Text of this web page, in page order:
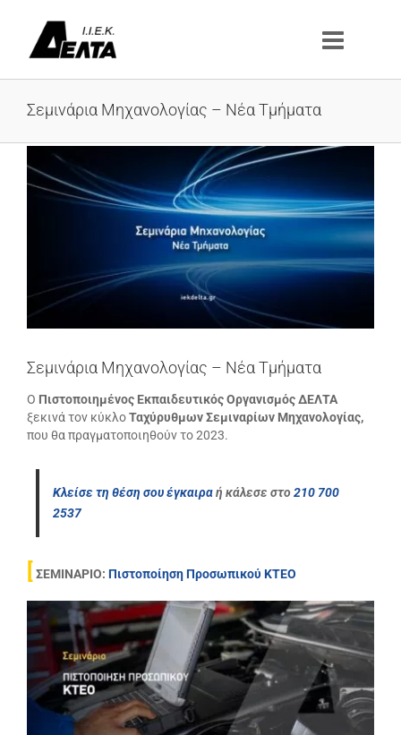
περιεχόμενο
Σεμινάρια Μηχανολογίας – Νέα Τμήματα
Προβολή
μεγαλύτερης
εικόνας
Σεμινάρια Μηχανολογίας – Νέα Τμήματα
Ο Πιστοποιημένος Εκπαιδευτικός Οργανισμός ΔΕΛΤΑ
ξεκινά τον κύκλοΤαχύρυθμων Σεμιναρίων Μηχανολογίας,
που θα πραγματοποιηθούν το 2023.
Κλείσε τη θέση σου έγκαιραή κάλεσε στο210 700
2537
[ΣΕΜΙΝΑΡΙΟ: Πιστοποίηση Προσωπικού ΚΤΕΟ